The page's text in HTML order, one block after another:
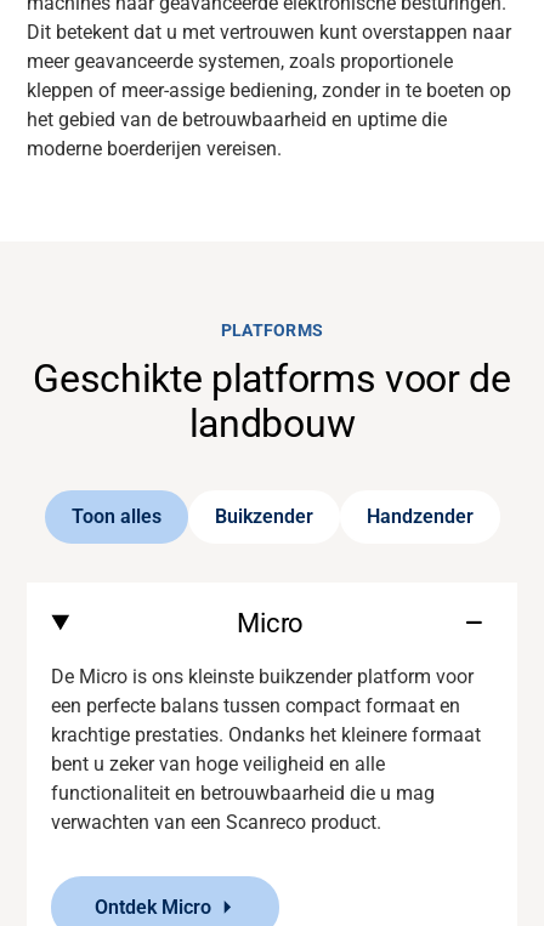
Dit betekent dat u met vertrouwen kunt overstappen naar
meer geavanceerde systemen, zoals proportionele
kleppen of meer-assige bediening, zonder in te boeten op
het gebied van de betrouwbaarheid en uptime die
moderne boerderijen vereisen.
PLATFORMS
Geschikte platforms voor de
landbouw
Toon alles Buikzender Handzender
Micro
De Micro is ons kleinste buikzender platform voor
een perfecte balans tussen compact formaat en
krachtige prestaties. Ondanks het kleinere formaat
bent u zeker van hoge veiligheid en alle
functionaliteiten betrouwbaarheid die u mag
verwachten van eenScanreco product.
Ontdek Micro